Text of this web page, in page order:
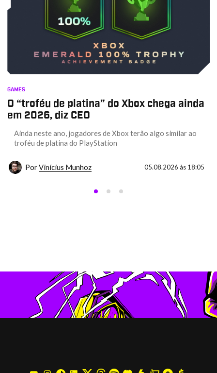
GAMES
O “troféu de platina” do Xbox chega ainda
em 2026, diz CEO
Ainda neste ano, jogadores de Xbox terão algo similar ao
troféu de platina do PlayStation
PorVinícius Munhoz 05.08.2026 às 18:05